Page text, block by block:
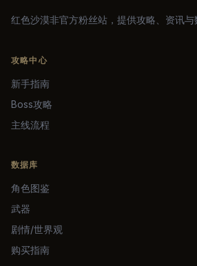
红色沙漠非官方粉丝站，提供攻略、资讯与
攻略中心
新手指南
Boss攻略
主线流程
数据库
角色图鉴
武器
剧情/世界观
购买指南